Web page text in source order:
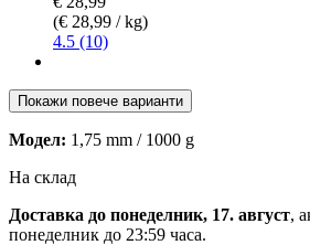
(€ 28,99 / kg)
4.5 (10)
Покажи повече варианти
Модел: 1,75 mm / 1000 g
На склад
Доставка до понеделник, 17. август,
понеделник до 23:59 часа.